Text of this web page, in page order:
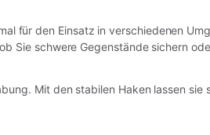
für den Einsatz in verschiedenen
Sie schwere Gegenstände sichern
Mit den stabilen Haken lassen